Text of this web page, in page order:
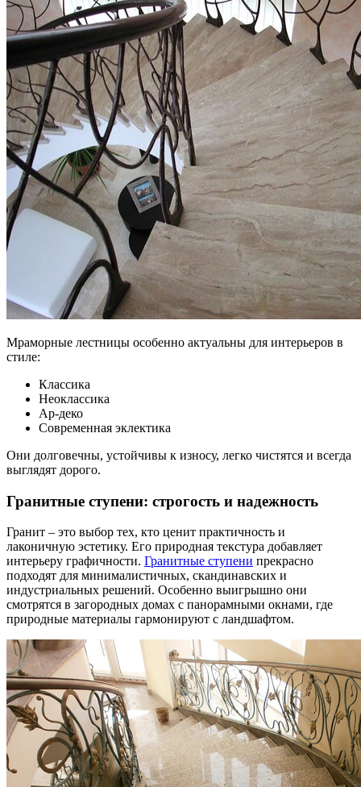
Мраморные лестницы особенно актуальны для интерьеров в
стиле:
Классика
Неоклассика
Ар-деко
Современная эклектика
Они долговечны, устойчивы к износу, легко чистятся и всегда
выглядят дорого.
Гранитные ступени: строгость и надежность
Гранит – это выбор тех, кто ценит практичность и
лаконичную эстетику. Его природная текстура добавляет
интерьеру графичности. Гранитные ступени прекрасно
подходят для минималистичных, скандинавских и
индустриальных решений. Особенно выигрышно они
смотрятся в загородных домах с панорамными окнами, где
природные материалы гармонируют с ландшафтом.